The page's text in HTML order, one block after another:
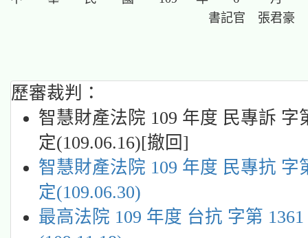
歷審裁判：
智慧財產法院 109 年度 民專訴 字
定(109.06.16)[撤回]
智慧財產法院 109 年度 民專抗 字
定(109.06.30)
最高法院 109 年度 台抗 字第